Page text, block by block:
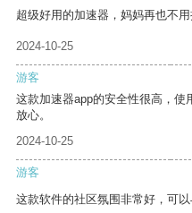
超级好用的加速器，妈妈再也不用
2024-10-25
游客
这款加速器app的安全性很高，使
放心。
2024-10-25
游客
这款软件的社区氛围非常好，可以